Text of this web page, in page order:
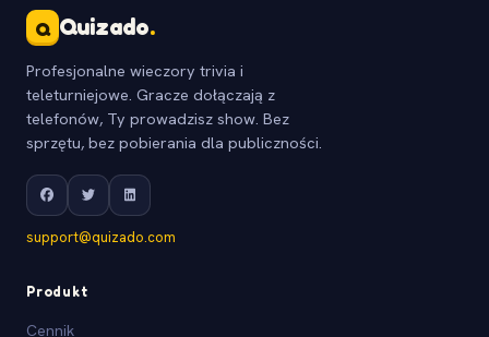
Q Quizado.
Profesjonalne wieczory trivia i
teleturniejowe. Gracze dołączają z
telefonów, Ty prowadzisz show. Bez
sprzętu, bez pobierania dla publiczności.
support@quizado.com
Produkt
Cennik